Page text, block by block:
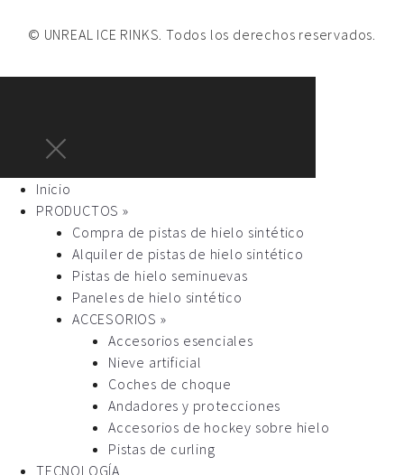
© UNREAL ICE RINKS. Todos los derechos reservados.
Inicio
PRODUCTOS »
Compra de pistas de hielo sintético
Alquiler de pistas de hielo sintético
Pistas de hielo seminuevas
Paneles de hielo sintético
ACCESORIOS »
Accesorios esenciales
Nieve artificial
Coches de choque
Andadores y protecciones
Accesorios de hockey sobre hielo
Pistas de curling
TECNOLOGÍA